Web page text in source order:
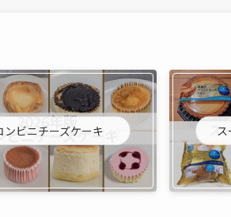
ンビニチーズケーキ